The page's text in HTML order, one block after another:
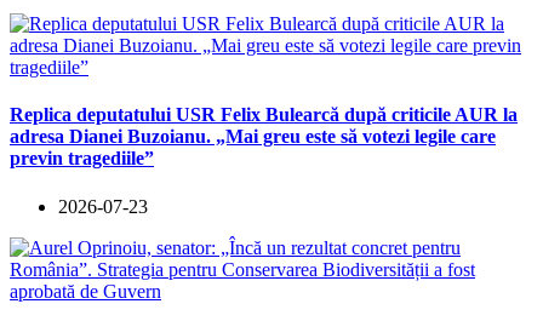
Replica deputatului USR Felix Bulearcă după criticile AUR la
adresa Dianei Buzoianu. „Mai greu este să votezi legile care
previn tragediile”
2026-07-23